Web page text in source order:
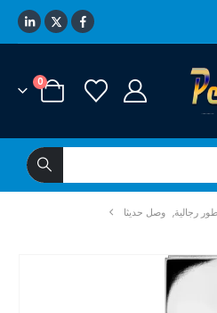
0
رجالية, وصل حديثا